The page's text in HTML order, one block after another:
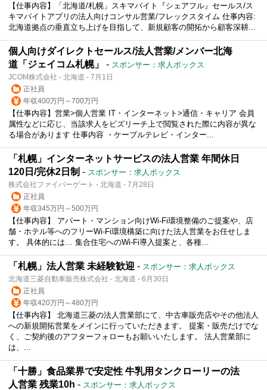
【仕事内容】「北海道/札幌」スキマバイト『シェアフル』セールス/ス
キマバイトアプリの法人向けコンサル営業/フレックスタイム 仕事内容:
北海道拠点の垂直立ち上げを目指して、新規顧客の開拓から顧客深耕...
個人向けダイレクトセールス/法人営業/メンバー北海
道「ジェイコム札幌」
- スポンサー：求人ボックス
JCOM株式会社 - 北海道 - 7月1日
正社員
年収400万円～700万円
【仕事内容】営業>個人営業 IT・インターネット>通信・キャリア 会員
属性などに応じ、当該求人をビズリーチ上で閲覧された際に内容が異な
る場合があります 仕事内容 ・ケーブルテレビ・インター...
「札幌」インターネットサービスの法人営業 年間休日
120日/完休2日制 - スポンサー：求人ボックス
株式会社ファイバーゲート - 北海道 - 7月28日
正社員
年収345万円～500万円
【仕事内容】 アパート・マンション向けWi-Fi環境整備のご提案や、店
舗・ホテル等へのフリーWi-Fi環境構築に向けた法人営業をお任せしま
す。 具体的には… 集合住宅へのWi-Fi導入提案と、各種...
「札幌」法人営業 未経験歓迎 - スポンサー：求人ボックス
北海道三菱自動車販売株式会社 - 北海道 - 6月30日
正社員
年収420万円～480万円
【仕事内容】 北海道三菱の法人営業部にて、中古車販売店やその他法人
への新規開拓営業をメインに行っていただきます。 提案・販売だけでな
く、ご契約後のアフターフォローもお願いいたします。 法人営業部に
は、...
「十勝」食品業界で安定性 牛乳用タンクローリーの法
人営業 残業10h - スポンサー：求人ボックス